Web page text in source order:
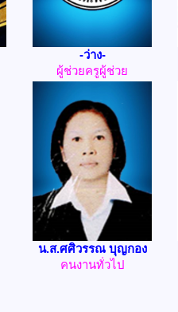
-ว่าง-
ผู้ช่วยครูผู้ช่วย
น.ส.ศศิวรรณ บุญกอง
คนงานทั่วไป